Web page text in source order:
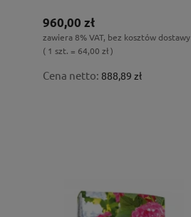
960,00 zł
zawiera 8% VAT, bez kosztów dostawy
( 1 szt. = 64,00 zł )
Cena netto: 888,89 zł